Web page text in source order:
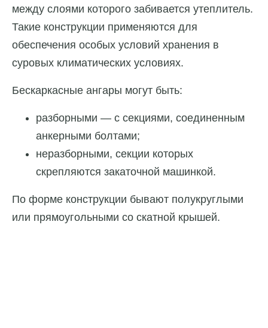
между слоями которого забивается утеплитель.
Такие конструкции применяются для
обеспечения особых условий хранения в
суровых климатических условиях.
Бескаркасные ангары могут быть:
разборными — с секциями, соединенным
анкерными болтами;
неразборными, секции которых
скрепляются закаточной машинкой.
По форме конструкции бывают полукруглыми
или прямоугольными со скатной крышей.